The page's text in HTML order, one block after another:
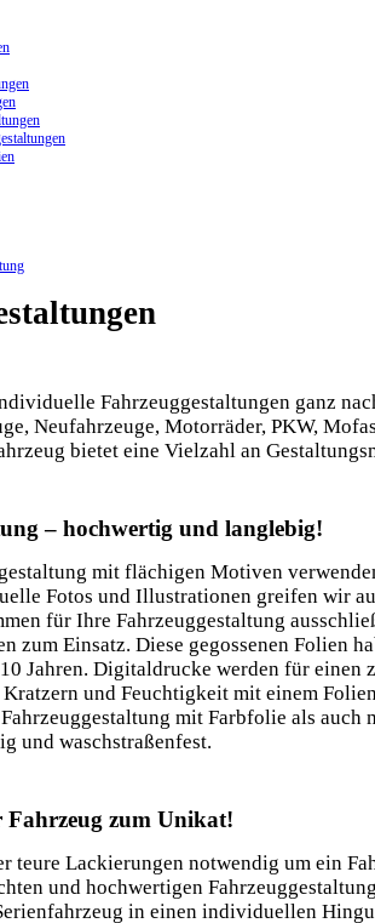
Fahrzeuggestaltungen ganz
Neufahrzeuge, Motorräder, PKW,
bietet eine Vielzahl an
– hochwertig und langlebig!
mit flächigen Motiven
Fotos und Illustrationen greifen wir
für Ihre Fahrzeuggestaltung
zum Einsatz. Diese gegossenen Folien
Jahren. Digitaldrucke werden für einen
und Feuchtigkeit mit einem
mit Farbfolie als
und waschstraßenfest.
zum Unikat!
teure Lackierungen notwendig um ein
und hochwertigen
in einen individuellen